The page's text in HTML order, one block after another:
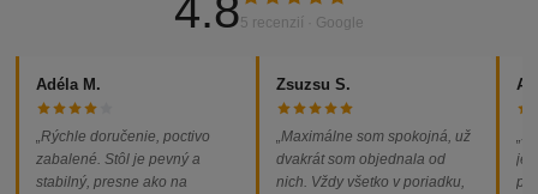
4.85 recenzií · Google
Adéla M.
„Rýchle doručenie, poctivo
zabalené. Stôl je pevný a
stabilný, presne ako na
Zsuzsu S.
„Maximálne som spokojná, už
dvakrát som objednala od
nich. Vždy všetko v poriadku,